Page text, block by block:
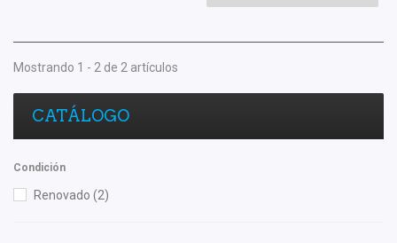
Mostrando 1 - 2 de 2 artículos
CATÁLOGO
Condición
Renovado (2)